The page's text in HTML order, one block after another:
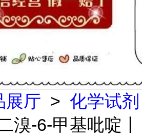
展厅 > 化学试剂
溴-6-甲基吡啶丨